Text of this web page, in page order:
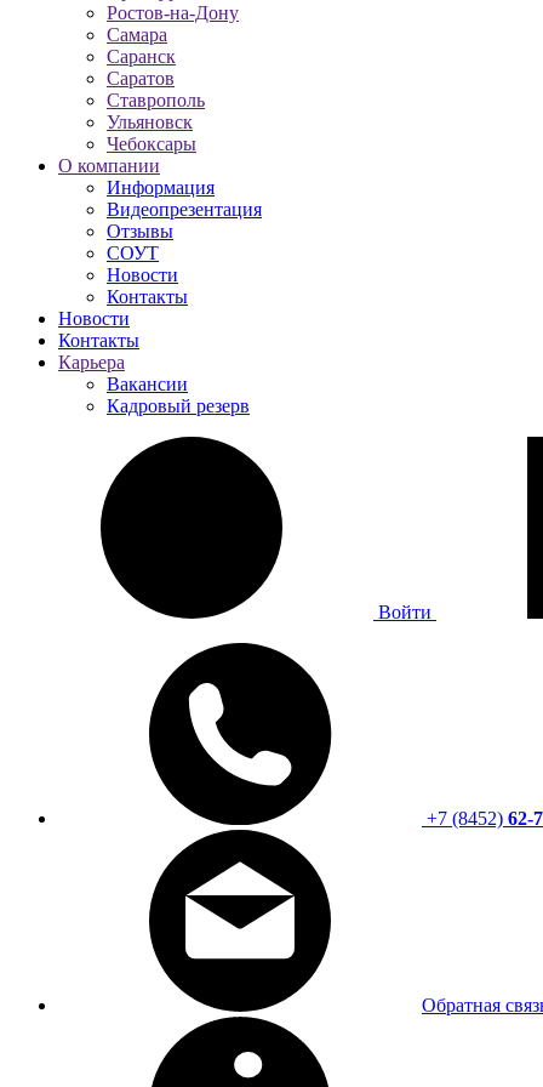
Ростов-на-Дону
Самара
Саранск
Саратов
Ставрополь
Ульяновск
Чебоксары
О компании
Информация
Видеопрезентация
Отзывы
СОУТ
Новости
Контакты
Новости
Контакты
Карьера
Вакансии
Кадровый резерв
Войти
+7 (8452) 62-
Обратная